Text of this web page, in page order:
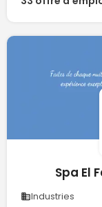
Spa El
Industries